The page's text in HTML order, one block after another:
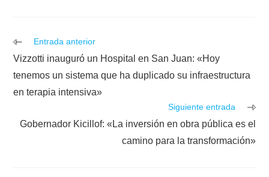
Leer
artículos
Entrada anterior
Vizzotti inauguró un Hospital en San Juan: «Hoy
tenemos un sistema que ha duplicado su infraestructura
en terapia intensiva»
Siguiente entrada
Gobernador Kicillof: «La inversión en obra pública es el
camino para la transformación»